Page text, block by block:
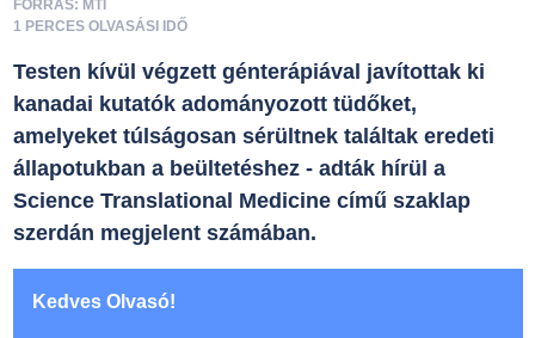
FORRÁS: MTI
1 PERCES OLVASÁSI IDŐ
Testen kívül végzett génterápiával javítottak ki
kanadai kutatók adományozott tüdőket,
amelyeket túlságosan sérültnek találtak eredeti
állapotukban a beültetéshez - adták hírül a
Science Translational Medicine című szaklap
szerdán megjelent számában.
Kedves Olvasó!